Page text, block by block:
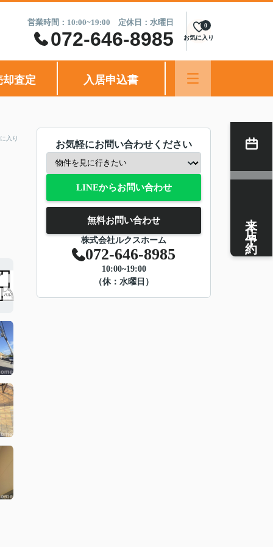
営業時間：10:00~19:00 定休日：水曜日
072-646-8985 お気に入り
0
却査定 入居申込書
入り
お気軽にお問い合わせください
LINEからお問い合わせ
無料お問い合わせ
株式会社ルクスホーム
072-646-8985
10:00~19:00
（休：水曜日）
来店予約